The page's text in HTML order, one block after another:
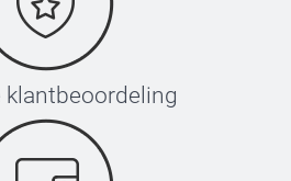
klantbeoordeling